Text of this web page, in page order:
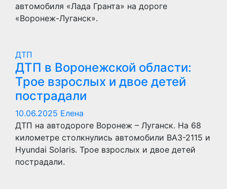
автомобиля «Лада Гранта» на дороге
«Воронеж-Луганск».
ДТП
ДТП в Воронежской области:
Трое взрослых и двое детей
пострадали
10.06.2025 Елена
ДТП на автодороге Воронеж – Луганск. На 68
километре столкнулись автомобили ВАЗ-2115 и
Hyundai Solaris. Трое взрослых и двое детей
пострадали.